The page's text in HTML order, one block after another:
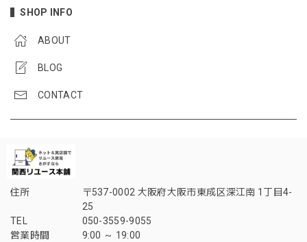
SHOP INFO
ABOUT
BLOG
CONTACT
住所
〒537-0002 大阪府大阪市東成区深江南 1丁目4-
25
TEL
050-3559-9055
営業時間
9:00 ～ 19:00